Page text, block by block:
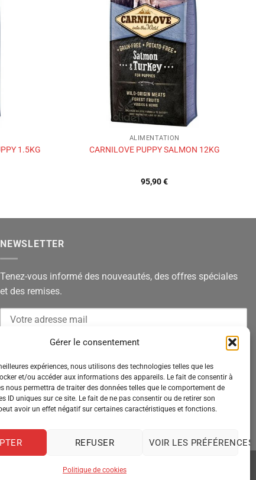
Gérer le consentement
expériences, nous utilisons des technologies telles que les
et/ou accéder aux informations des appareils. Le fait de consentir à
nous permettra de traiter des données telles que le comportement de
ID uniques sur ce site. Le fait de ne pas consentir ou de retirer son
avoir un effet négatif sur certaines caractéristiques et fonctions.
REFUSER VOIR LES PRÉFÉRENCES
Politique de cookies
1.5KG
ALIMENTATION
CARNILOVE PUPPY SALMON 12KG
95,90€
NEWSLETTER
Tenez-vous informé des nouveautés, des offres spéciales
et des remises.